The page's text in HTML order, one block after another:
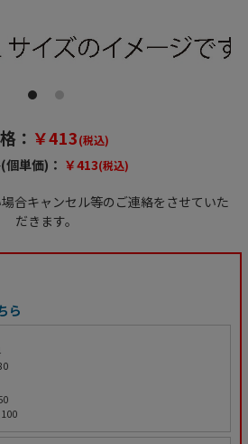
： ￥413(税込)
単価)： ￥413(税込)
合キャンセル等のご連絡をさせていた
だきます。
ら